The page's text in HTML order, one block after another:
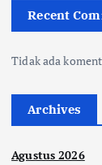
Recent
Tidak ada
Archives
Agustus 2026